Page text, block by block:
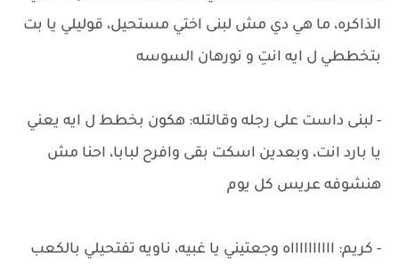
الذاكره، ما هي دي مش لبنى اختي مستحيل، قوليلي يا بت
بتخططي ل ايه انتِ و نورهان السوسه
- لبنى داست على رجله وقالتله: هكون بخطط ل ايه يعني
يا بارد انت، وبعدين اسكت بقى وافرح لبابا، احنا مش
هنشوفه عريس كل يوم
- كريم: ااااااااااه وجعتيني يا غبيه، ناويه تفتحيلي بالكعب